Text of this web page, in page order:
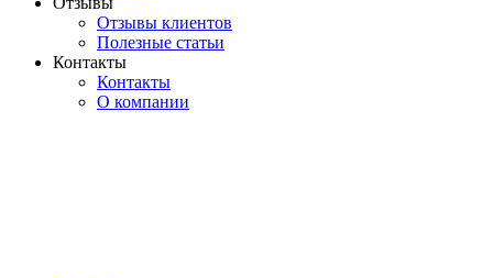
Отзывы клиентов
Полезные статьи
Контакты
Контакты
О компании